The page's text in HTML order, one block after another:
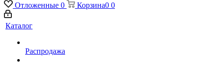
Отложенные 0 Корзина0 0
Каталог
Распродажа